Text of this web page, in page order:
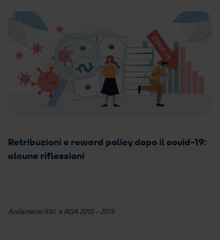
Report dati salariali
Corsi
Blog
Eventi
Contatti
Il tuo stipendio è giusto?
Retribuzioni e reward policy dopo il covid-19:
alcune riflessioni
Andamenti RAL e RGA 2015 – 2019